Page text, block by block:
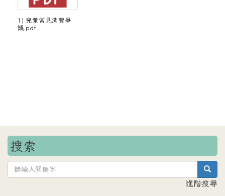
1) 兒童常見消費爭
議.pdf
搜索
進階搜尋